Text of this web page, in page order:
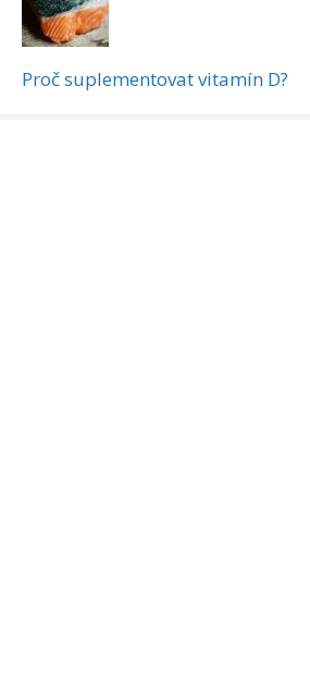
Proč suplementovat vitamín D?